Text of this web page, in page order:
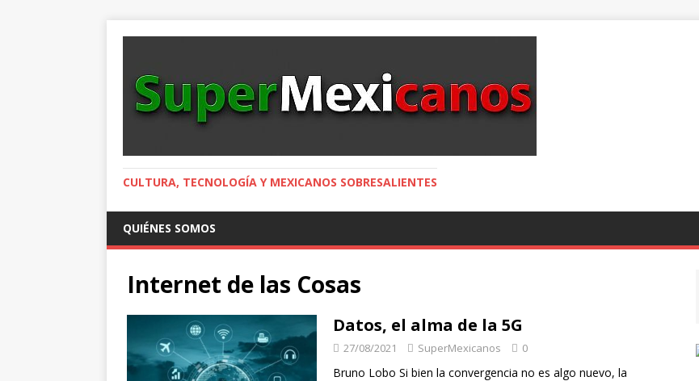
CULTURA, TECNOLOGÍA Y MEXICANOS SOBRESALIENTES
QUIÉNES SOMOS
Internet de las Cosas
Datos, el alma de la 5G
27/08/2021 SuperMexicanos 0
Bruno Lobo Si bien la convergencia no es algo nuevo, la